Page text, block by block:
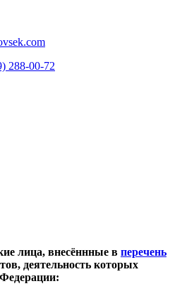
288-00-72
лица, внесённные в перечень
деятельность которых